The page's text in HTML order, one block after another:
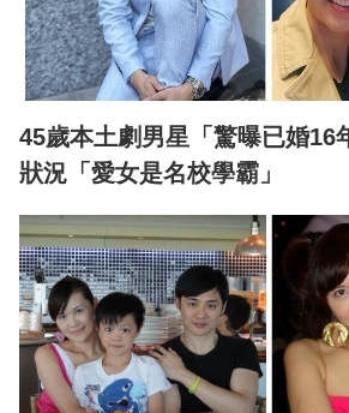
45歲本土劇男星「驚曝已婚16
狀況「愛女是名校學霸」